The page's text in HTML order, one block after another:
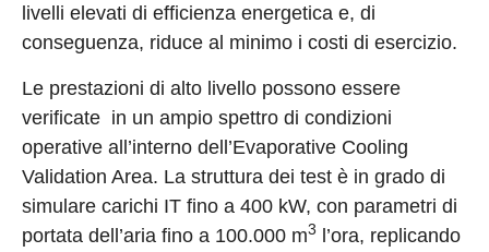
livelli elevati di efficienza energetica e, di
conseguenza, riduce al minimo i costi di esercizio.
Le prestazioni di alto livello possono essere
verificate in un ampio spettro di condizioni
operative all’interno dell’Evaporative Cooling
Validation Area. La struttura dei test è in grado di
simulare carichi IT fino a 400 kW, con parametri di
portata dell’aria fino a 100.000 m3 l’ora, replicando